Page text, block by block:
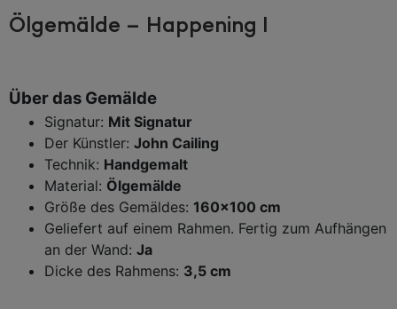
Ölgemälde – Happening I
Über das Gemälde
Signatur: Mit Signatur
Der Künstler: John Cailing
Technik: Handgemalt
Material: Ölgemälde
Größe des Gemäldes: 160×100 cm
Geliefert auf einem Rahmen. Fertig zum Aufhängen
an der Wand: Ja
Dicke des Rahmens: 3,5 cm